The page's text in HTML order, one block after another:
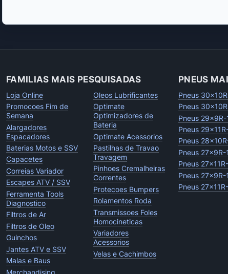
FAMILIAS MAIS PESQUISADAS
Loja Online
Promocoes Fim de
Semana
Alargadores
Espacadores
Baterias Motos e SSV
Capacetes
Correias Variador
Escapes ATV / SSV
Ferramenta Tools
Diagnostico
Filtros de Ar
Filtros de Oleo
Guinchos
Jantes ATV e SSV
Malas e Baus
Merchandising
Oleos Lubrificantes
Optimate
Optimizadores de
Bateria
Optimate Acessorios
Pastilhas de Travao
Travagem
Pinhoes Cremalheiras
Correntes
Protecoes Bumpers
Rolamentos Roda
Transmissoes Foles
Homocineticas
Variadores
Acessorios
Velas e Cachimbos
PNEUS
Pneus
Pneus
Pneus 29x9R-
Pneus
Pneus
Pneus 27x9R-
Pneus
Pneus 27x9R-
Pneus